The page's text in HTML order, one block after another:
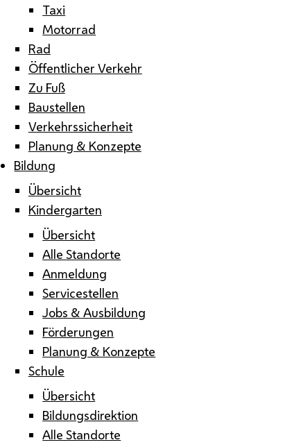
Taxi
Motorrad
Rad
Öffentlicher Verkehr
Zu Fuß
Baustellen
Verkehrssicherheit
Planung & Konzepte
Bildung
Übersicht
Kindergarten
Übersicht
Alle Standorte
Anmeldung
Servicestellen
Jobs & Ausbildung
Förderungen
Planung & Konzepte
Schule
Übersicht
Bildungsdirektion
Alle Standorte